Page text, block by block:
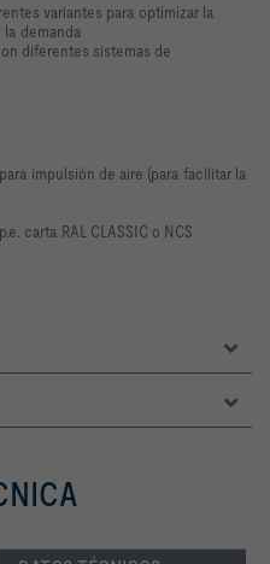
variantes para optimizar la
demanda
diferentes sistemas de
impulsión de aire (para facilitar la
carta RAL CLASSIC o NCS